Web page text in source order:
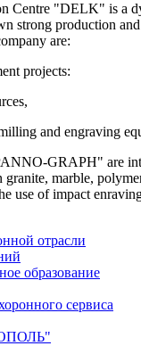
Centre "DELK" is a
strong production and
are:
projects:
and engraving
GRAPH" are
marble,
use of impact
отрасли
образование
сервиса